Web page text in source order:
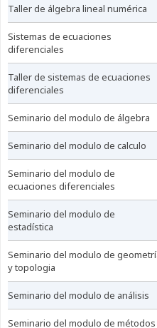
taller de álgebra lineal numérica
sistemas de ecuaciones
diferenciales
taller de sistemas de ecuaciones
diferenciales
seminario del modulo de álgebra
seminario del modulo de calculo
seminario del modulo de
ecuaciones diferenciales
seminario del modulo de
estadística
seminario del modulo de geometría
y topologia
seminario del modulo de análisis
seminario del modulo de métodos